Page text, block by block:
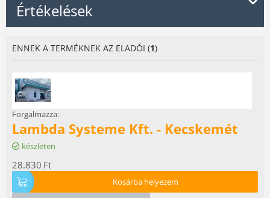
Értékelések
ENNEK A TERMÉKNEK AZ ELADÓI (1)
Forgalmazza:
Lambda Systeme Kft. - Kecskemét
készleten
28.830 Ft
Kosárba helyezem